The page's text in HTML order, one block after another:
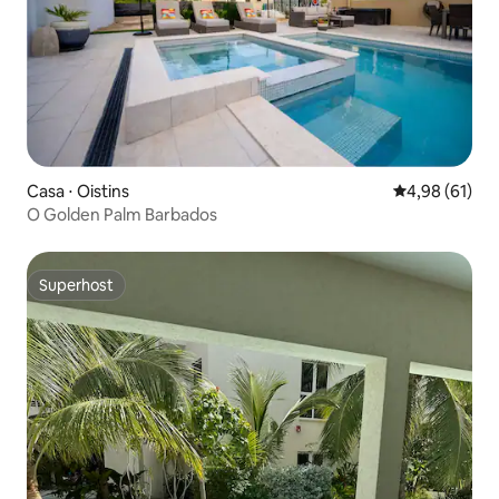
Casa ⋅ Oistins 4,98 de uma
4,98 (61)
O Golden Palm Barbados
Superhost
Superhost